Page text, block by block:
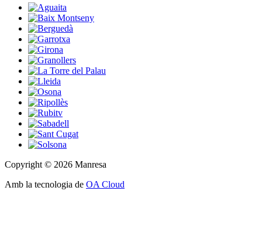
Copyright © 2026 Manresa
Amb la tecnologia de OA Cloud